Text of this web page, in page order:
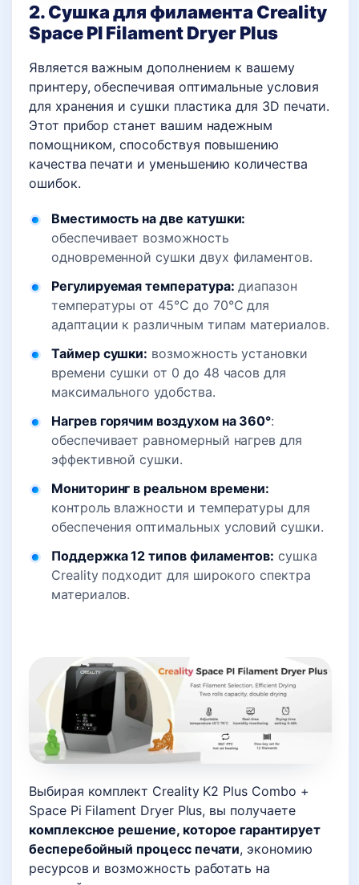
2. Сушка для филамента Creality
Space PI Filament Dryer Plus
Является важным дополнением к вашему
принтеру, обеспечивая оптимальные условия
для хранения и сушки пластика для 3D печати.
Этот прибор станет вашим надежным
помощником, способствуя повышению
качества печати и уменьшению количества
ошибок.
Вместимость на две катушки:
обеспечивает возможность
одновременной сушки двух филаментов.
Регулируемая температура: диапазон
температуры от 45℃ до 70℃ для
адаптации к различным типам материалов.
Таймер сушки: возможность установки
времени сушки от 0 до 48 часов для
максимального удобства.
Нагрев горячим воздухом на 360°:
обеспечивает равномерный нагрев для
эффективной сушки.
Мониторинг в реальном времени:
контроль влажности и температуры для
обеспечения оптимальных условий сушки.
Поддержка 12 типов филаментов: сушка
Creality подходит для широкого спектра
материалов.
Выбирая комплект Creality K2 Plus Combo +
Space Pi Filament Dryer Plus, вы получаете
комплексное решение, которое гарантирует
бесперебойный процесс печати, экономию
ресурсов и возможность работать на